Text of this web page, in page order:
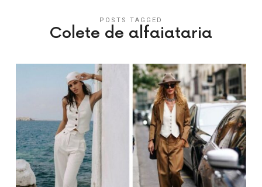
POSTS TAGGED
Colete de alfaiataria